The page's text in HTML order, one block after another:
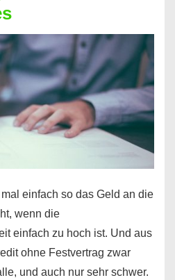
einfach so das Geld an die
wenn die
einfach zu hoch ist. Und aus
ohne Festvertrag zwar
und auch nur sehr schwer.